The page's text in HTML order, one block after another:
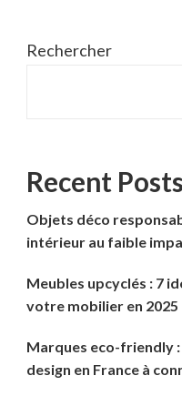
Rechercher
Recent Posts
Objets déco
intérieur au faible
Meubles upcyclés : 7
votre mobilier en 2025
Marques eco-friendly
design en France à